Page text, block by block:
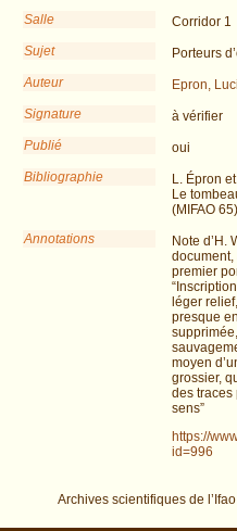
Salle
Corridor 1
Sujet
Porteurs
Auteur
Epron,
Signature
à vérifier
Publié
oui
Bibliographie
L. Épron
Le
(MIFAO
Annotations
Note d’H.
premier
léger
presque
supprimée,
moyen
grossier,
des traces
sens”
https://
id=996
Archives scientifiques de l’Ifao